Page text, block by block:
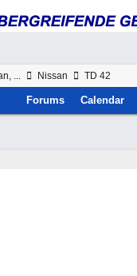
... Nissan TD 42
Forums Calendar